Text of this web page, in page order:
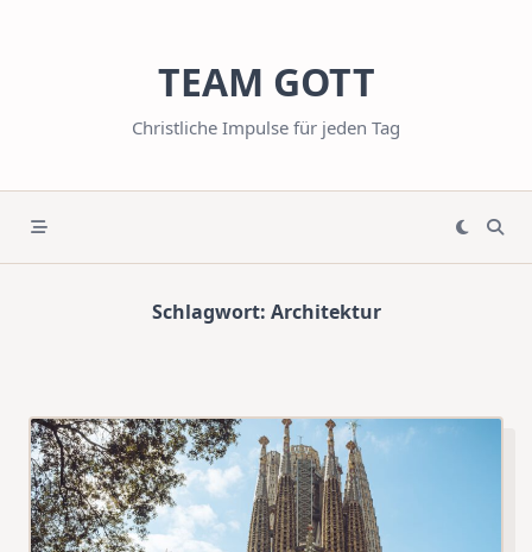
TEAM GOTT
Christliche Impulse für jeden Tag
Schlagwort: Architektur